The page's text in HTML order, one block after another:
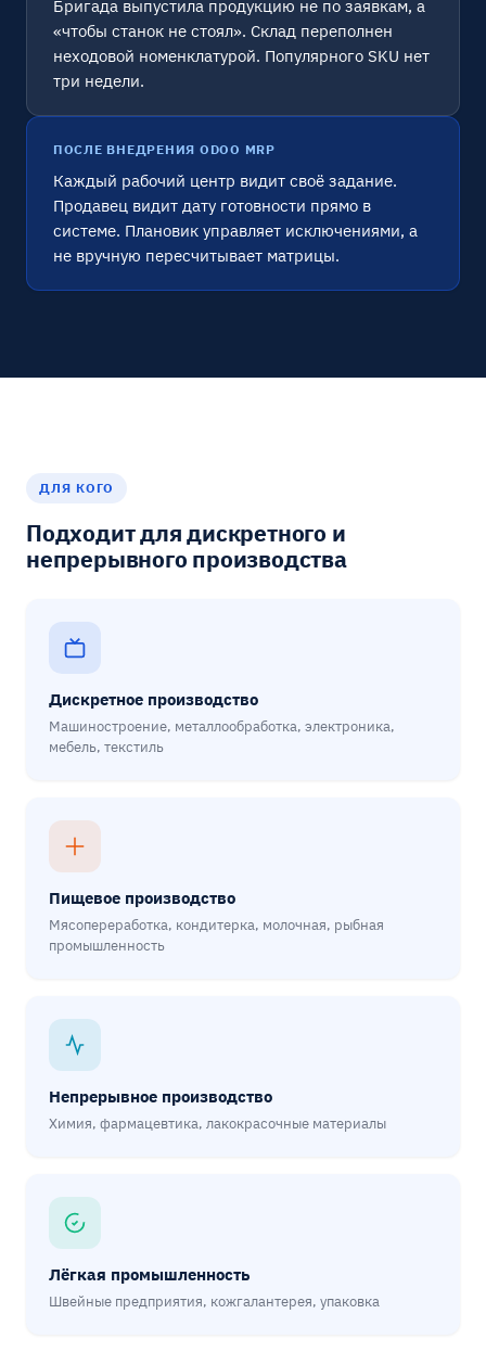
Бригада выпустила продукцию не по заявкам, а
«чтобы станок не стоял». Склад переполнен
неходовой номенклатурой. Популярного SKU нет
три недели.
ПОСЛЕ ВНЕДРЕНИЯ ODOO MRP
Каждый рабочий центр видит своё задание.
Продавец видит дату готовности прямо в
системе. Плановик управляет исключениями, а
не вручную пересчитывает матрицы.
ДЛЯ КОГО
Подходит для дискретного и
непрерывного производства
Дискретное производство
Машиностроение, металлообработка, электроника,
мебель, текстиль
Пищевое производство
Мясопереработка, кондитерка, молочная, рыбная
промышленность
Непрерывное производство
Химия, фармацевтика, лакокрасочные материалы
Лёгкая промышленность
Швейные предприятия, кожгалантерея, упаковка